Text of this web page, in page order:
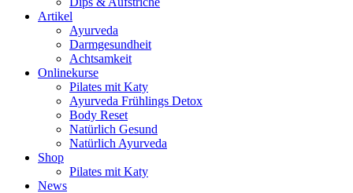
Artikel
Ayurveda
Darmgesundheit
Achtsamkeit
Onlinekurse
Pilates mit Katy
Ayurveda Frühlings Detox
Body Reset
Natürlich Gesund
Natürlich Ayurveda
Shop
Pilates mit Katy
News